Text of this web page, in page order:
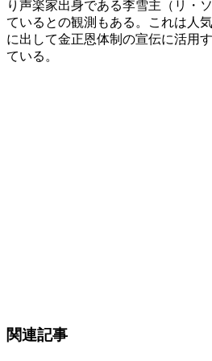
り声楽家出身である李雪主（リ・
ているとの観測もある。これは人
に出して金正恩体制の宣伝に活用
ている。
関連記事